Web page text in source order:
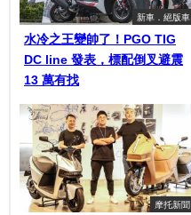
新車．絕版車
水冷之王變帥了！PGO TIG
DC line 發表，標配倒叉避震
13 萬有找
摩托新聞